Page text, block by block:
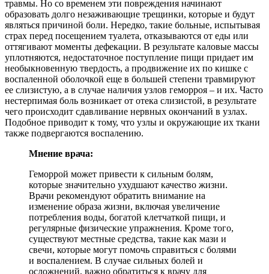
травмы. Но со временем эти повреждения начинают
образовать долго незаживающие трещинки, которые и будут
являться причиной боли. Нередко, такие больные, испытывая
страх перед посещением туалета, отказываются от еды или
оттягивают моменты дефекации. В результате каловые массы
уплотняются, недостаточное поступление пищи придает им
необыкновенную твердость, а продвижение их по кишке с
воспаленной оболочкой еще в большей степени травмируют
ее слизистую, а в случае наличия узлов геморроя – и их. Часто
нестерпимая боль возникает от отека слизистой, в результате
чего происходит сдавливание нервных окончаний в узлах.
Подобное приводит к тому, что узлы и окружающие их ткани
также подвергаются воспалению.
Мнение врача:
Геморрой может привести к сильным болям,
которые значительно ухудшают качество жизни.
Врачи рекомендуют обратить внимание на
изменение образа жизни, включая увеличение
потребления воды, богатой клетчаткой пищи, и
регулярные физические упражнения. Кроме того,
существуют местные средства, такие как мази и
свечи, которые могут помочь справиться с болями
и воспалением. В случае сильных болей и
осложнений, важно обратиться к врачу для